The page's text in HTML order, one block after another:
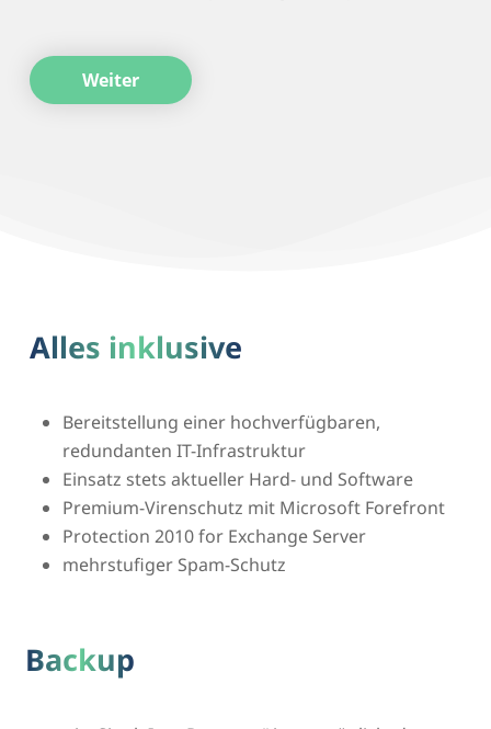
Weiter
Alles inklusive
Bereitstellung einer hochverfügbaren,
redundanten IT-Infrastruktur
Einsatz stets aktueller Hard- und Software
Premium-Virenschutz mit Microsoft Forefront
Protection 2010 for Exchange Server
mehrstufiger Spam-Schutz
Backup